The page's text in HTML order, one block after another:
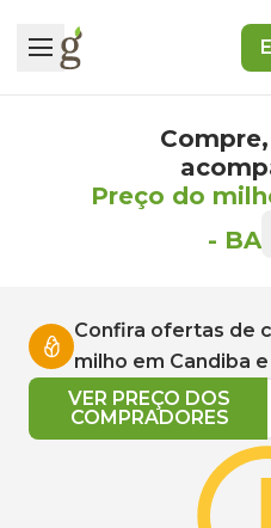
Preço do
- BA
Confira ofertas de
milho em Candiba
VER PREÇO DOS
COMPRADORES